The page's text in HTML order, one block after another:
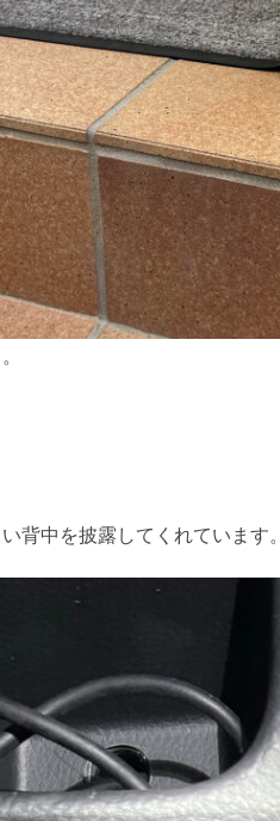
背中を披露してくれています。